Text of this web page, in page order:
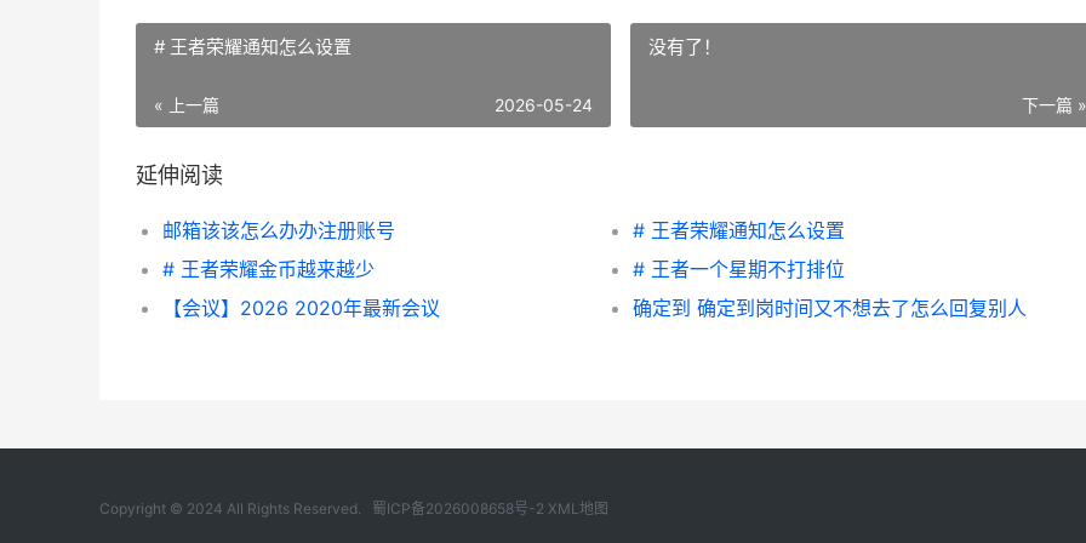
# 王者荣耀通知怎么设置
« 上一篇 2026-05-24
没有了！
下一篇 »
延伸阅读
邮箱该该怎么办办注册账号
# 王者荣耀通知怎么设置
# 王者荣耀金币越来越少
# 王者一个星期不打排位
【会议】2026 2020年最新会议
确定到 确定到岗时间又不想去了怎么回复别人
Copyright © 2024 All Rights Reserved. 蜀ICP备2026008658号-2 XML地图